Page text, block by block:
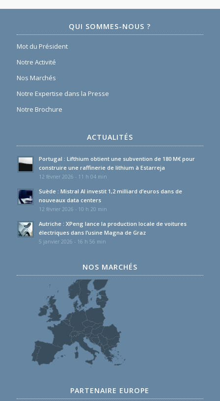
QUI SOMMES-NOUS ?
Mot du Président
Notre Activité
Nos Marchés
Notre Expertise dans la Presse
Notre Brochure
ACTUALITÉS
Portugal : Lifthium obtient une subvention de 180 M€ pour
construire une raffinerie de lithium à Estarreja
12 février 2026 - 11 h 04 min
Suède : Mistral AI investit 1,2 milliard d’euros dans de
nouveaux data centers
12 février 2026 - 10 h 20 min
Autriche : XPeng lance la production locale de voitures
électriques dans l’usine Magna de Graz
5 janvier 2026 - 16 h 56 min
NOS MARCHÉS
PARTENAIRE EUROPE